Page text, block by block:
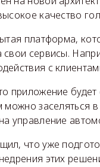
качество
платформа,
свои сервисы.
с
приложение
заселяться
управление
что уже
этих